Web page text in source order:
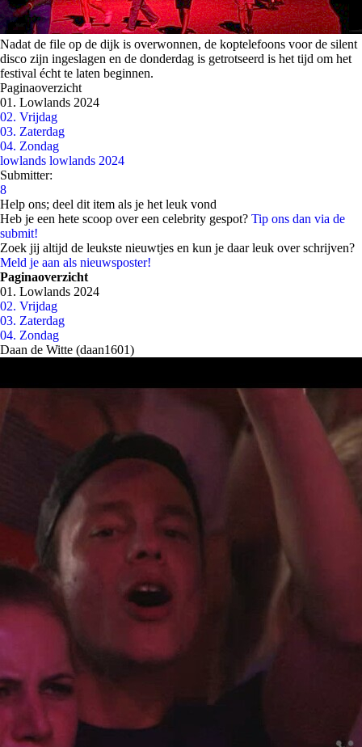
Nadat de file op de dijk is overwonnen, de koptelefoons voor de silent
disco zijn ingeslagen en de donderdag is getrotseerd is het tijd om het
festival écht te laten beginnen.
Paginaoverzicht
01. Lowlands 2024
02. Vrijdag
03. Zaterdag
04. Zondag
lowlands lowlands 2024
Submitter:
8
Help ons; deel dit item als je het leuk vond
Heb je een hete scoop over een celebrity gespot? Tip ons dan via de
submit!
Zoek jij altijd de leukste nieuwtjes en kun je daar leuk over schrijven?
Meld je aan als nieuwsposter!
Paginaoverzicht
01. Lowlands 2024
02. Vrijdag
03. Zaterdag
04. Zondag
Daan de Witte (daan1601)